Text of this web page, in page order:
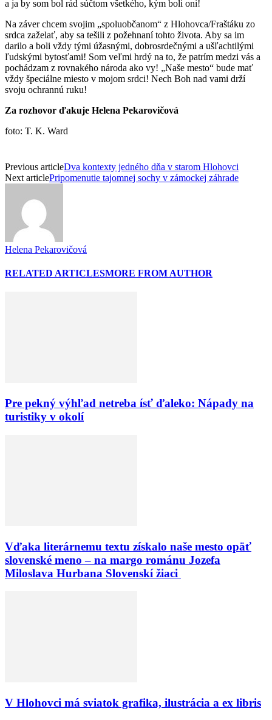
a ja by som bol rád súčtom všetkého, kým boli oni!
Na záver chcem svojim „spoluobčanom“ z Hlohovca/Fraštáku zo
srdca zaželať, aby sa tešili z požehnaní tohto života. Aby sa im
darilo a boli vždy tými úžasnými, dobrosrdečnými a ušľachtilými
ľudskými bytosťami! Som veľmi hrdý na to, že patrím medzi vás a
pochádzam z rovnakého národa ako vy! „Naše mesto“ bude mať
vždy špeciálne miesto v mojom srdci! Nech Boh nad vami drží
svoju ochrannú ruku!
Za rozhovor ďakuje Helena Pekarovičová
foto: T. K. Ward
Previous articleDva kontexty jedného dňa v starom Hlohovci
Next articlePripomenutie tajomnej sochy v zámockej záhrade
Helena Pekarovičová
RELATED ARTICLESMORE FROM AUTHOR
Pre pekný výhľad netreba ísť ďaleko: Nápady na
turistiky v okolí
Vďaka literárnemu textu získalo naše mesto opäť
slovenské meno – na margo románu Jozefa
Miloslava Hurbana Slovenskí žiaci
V Hlohovci má sviatok grafika, ilustrácia a ex libris